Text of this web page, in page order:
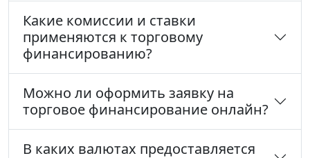
Какие комиссии и ставки
применяются к торговому
финансированию?
Можно ли оформить заявку на
торговое финансирование онлайн?
В каких валютах предоставляется